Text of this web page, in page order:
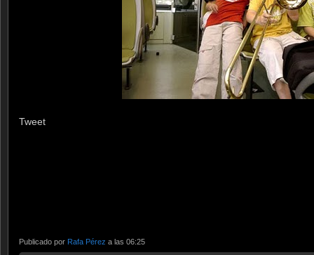
Tweet
Publicado por Rafa Pérez a las 06:25